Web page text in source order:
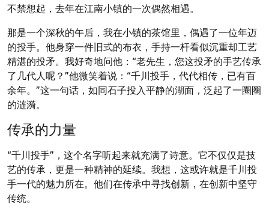
不禁想起，去年在江南小镇的一次偶然相遇。
那是一个深秋的午后，我在小镇的茶馆里，偶遇了一位年迈
的投手。他身穿一件旧式的布衣，手持一杆看似沉重却工艺
精湛的投矛。我好奇地问他：“老先生，您这投矛的手艺传承
了几代人呢？”他微笑着说：“千川投手，代代相传，已有百
余年。”这一句话，如同石子投入平静的湖面，泛起了一圈圈
的涟漪。
传承的力量
“千川投手”，这个名字听起来就充满了诗意。它不仅仅是技
艺的传承，更是一种精神的延续。我想，这或许就是千川投
手一代的魅力所在。他们在传承中寻找创新，在创新中坚守
传统。